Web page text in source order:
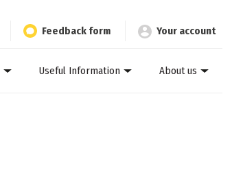
Feedback form Your account
Useful Information About us